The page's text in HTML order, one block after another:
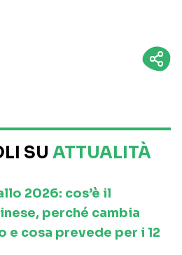
SU ATTUALITÀ
2026: cos’è il
perché cambia
e cosa prevede per i 12